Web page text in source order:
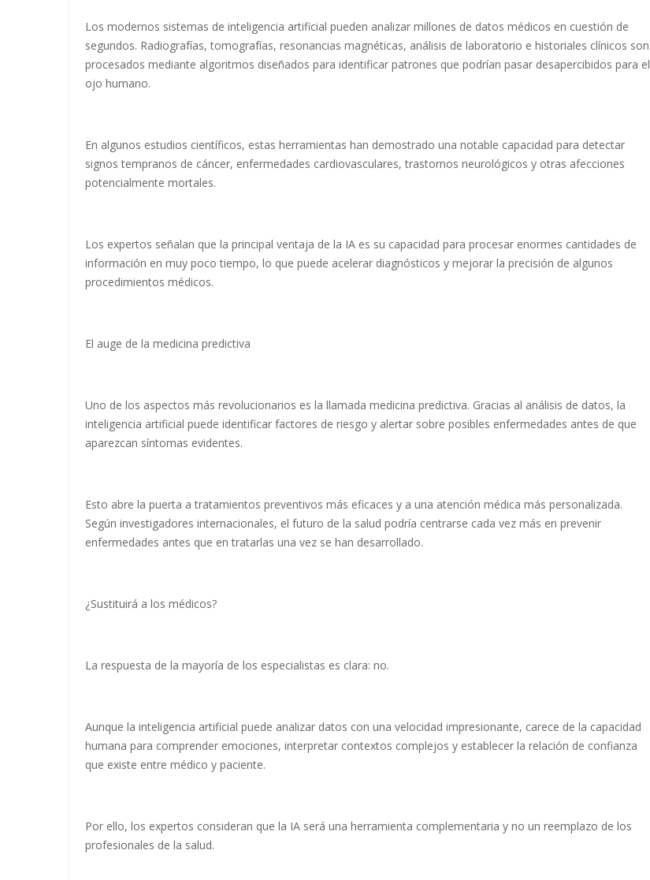
Los modernos sistemas de inteligencia artificial pueden analizar millones de datos médicos en cuestión de
segundos. Radiografías, tomografías, resonancias magnéticas, análisis de laboratorio e historiales clínicos son
procesados mediante algoritmos diseñados para identificar patrones que podrían pasar desapercibidos para el
ojo humano.
En algunos estudios científicos, estas herramientas han demostrado una notable capacidad para detectar
signos tempranos de cáncer, enfermedades cardiovasculares, trastornos neurológicos y otras afecciones
potencialmente mortales.
Los expertos señalan que la principal ventaja de la IA es su capacidad para procesar enormes cantidades de
información en muy poco tiempo, lo que puede acelerar diagnósticos y mejorar la precisión de algunos
procedimientos médicos.
El auge de la medicina predictiva
Uno de los aspectos más revolucionarios es la llamada medicina predictiva. Gracias al análisis de datos, la
inteligencia artificial puede identificar factores de riesgo y alertar sobre posibles enfermedades antes de que
aparezcan síntomas evidentes.
Esto abre la puerta a tratamientos preventivos más eficaces y a una atención médica más personalizada.
Según investigadores internacionales, el futuro de la salud podría centrarse cada vez más en prevenir
enfermedades antes que en tratarlas una vez se han desarrollado.
¿Sustituirá a los médicos?
La respuesta de la mayoría de los especialistas es clara: no.
Aunque la inteligencia artificial puede analizar datos con una velocidad impresionante, carece de la capacidad
humana para comprender emociones, interpretar contextos complejos y establecer la relación de confianza
que existe entre médico y paciente.
Por ello, los expertos consideran que la IA será una herramienta complementaria y no un reemplazo de los
profesionales de la salud.